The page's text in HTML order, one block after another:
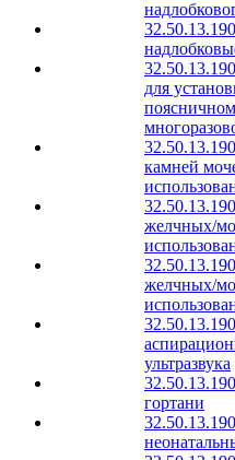
для
камней
желчных/
желчных/
ультразвука
гортани